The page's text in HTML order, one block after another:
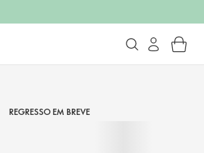
REGRESSO EM BREVE